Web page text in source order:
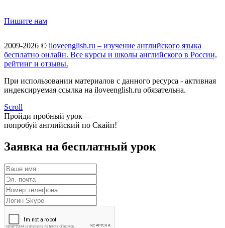
Пишите нам
2009-2026 © iloveenglish.ru – изучение английского языка
бесплатно онлайн. Все курсы и школы английского в России,
рейтинг и отзывы.
При использовании материалов с данного ресурса - активная
индексируемая ссылка на iloveenglish.ru обязательна.
Scroll
Пройди пробный урок —
попробуй английский по Скайп!
Заявка на бесплатный урок